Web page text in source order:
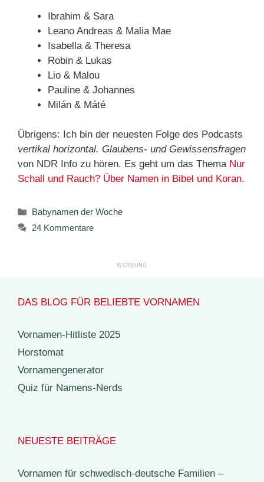
Ibrahim & Sara
Leano Andreas & Malia Mae
Isabella & Theresa
Robin & Lukas
Lio & Malou
Pauline & Johannes
Milán & Máté
Übrigens: Ich bin der neuesten Folge des Podcasts
vertikal horizontal. Glaubens- und Gewissensfragen
von NDR Info zu hören. Es geht um das Thema Nur
Schall und Rauch? Über Namen in Bibel und Koran.
Kategorien
Babynamen der Woche
24 Kommentare
DAS BLOG FÜR BELIEBTE VORNAMEN
Vornamen-Hitliste 2025
Horstomat
Vornamengenerator
Quiz für Namens-Nerds
NEUESTE BEITRÄGE
Vornamen für schwedisch-deutsche Familien –